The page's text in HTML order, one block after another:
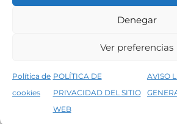
Denegar
Ver preferencias
Política de
cookies
POLÍTICA DE
PRIVACIDAD DEL SITIO
WEB
AVISO
5% de descuento en tu primera compra, utiliza el
Condiciones
Política de privacidad del
©2026 Decopintur- todos los